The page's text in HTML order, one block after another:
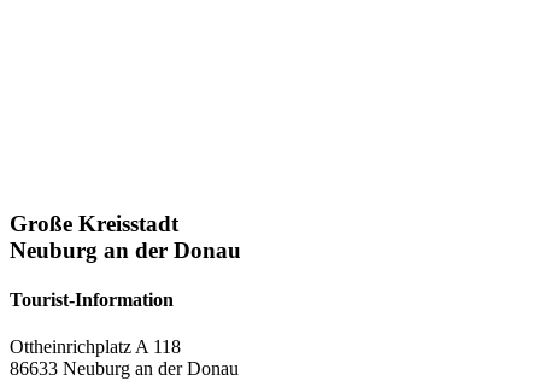
Große Kreisstadt
Neuburg an der Donau
Tourist-Information
Ottheinrichplatz A 118
86633 Neuburg an der Donau